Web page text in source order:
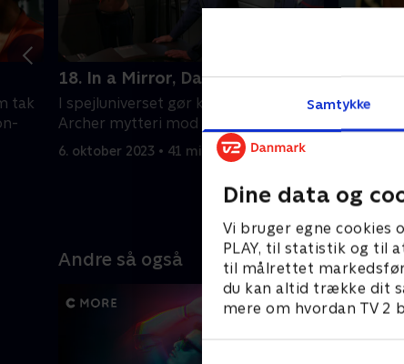
Samtykke
Dine data og
Vi bruger egne cookies
PLAY, til statistik og til
til målrettet
du kan altid trække dit
mere om hvordan TV 2
tak
18. In a Mirror, Darkly - Part 1
I spejluniverset gør kommandør
Archer mytteri mod kaptajn Forrest.
6. oktober 2023 • 41 min
19. In a
I et
Andre så også